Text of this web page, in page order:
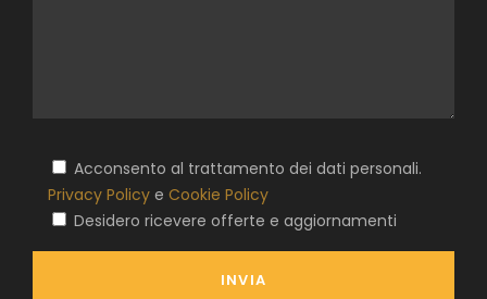
Acconsento al trattamento dei dati personali.
Privacy Policy e Cookie Policy
Desidero ricevere offerte e aggiornamenti